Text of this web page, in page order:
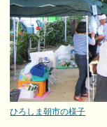
ひろしま朝市の様子